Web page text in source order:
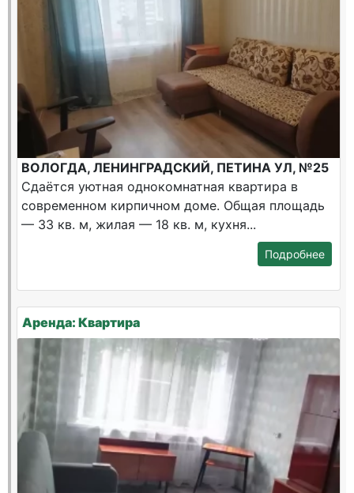
ВОЛОГДА, ЛЕНИНГРАДСКИЙ, ПЕТИНА УЛ, №25
Сдаётся уютная однокомнатная квартира в
современном кирпичном доме. Общая площадь
— 33 кв. м, жилая — 18 кв. м, кухня...
Подробнее
Аренда: Квартира